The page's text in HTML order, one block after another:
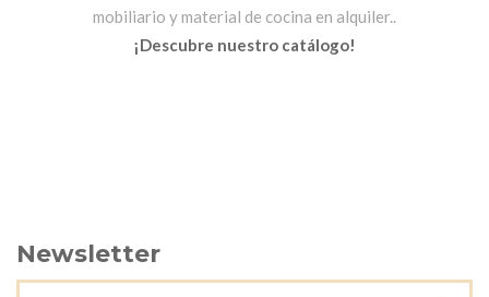
mobiliario y material de cocina en alquiler..
¡Descubre nuestro catálogo!
Newsletter